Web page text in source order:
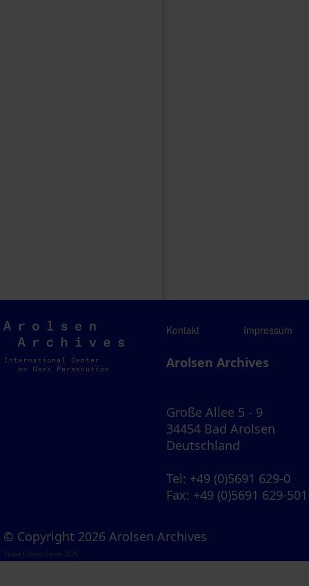
Arolsen
Archives
Kontakt Impressum
Arolsen Archives
Große Allee 5 - 9
34454 Bad Arolsen
Deutschland
Tel: +49 (0)5691 629-0
Fax: +49 (0)5691 629-501
© Copyright 2026 Arolsen Archives
Visual Library Server 2026